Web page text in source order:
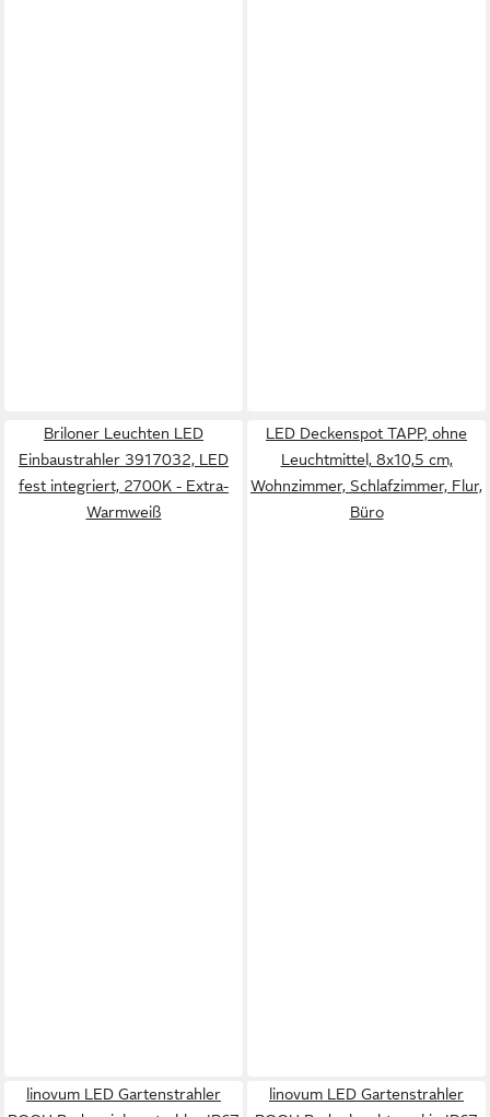
Briloner Leuchten LED
Einbaustrahler 3917032, LED
fest integriert, 2700K - Extra-
Warmweiß
LED Deckenspot TAPP, ohne
Leuchtmittel, 8x10,5 cm,
Wohnzimmer, Schlafzimmer, Flur,
Büro
linovum LED Gartenstrahler
linovum LED Gartenstrahler